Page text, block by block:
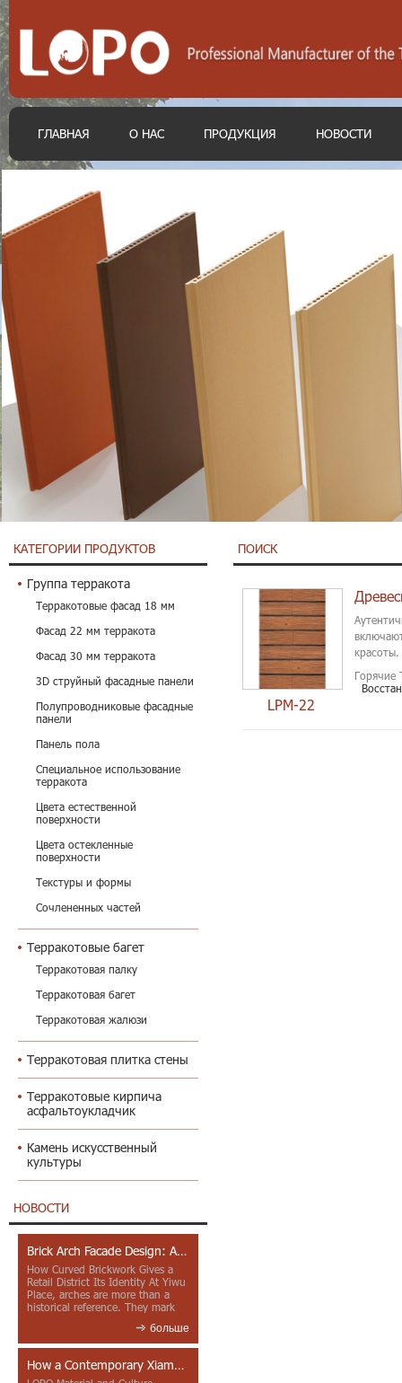
ГЛАВНАЯ О НАС ПРОДУКЦИЯ НОВОСТИ
КАТЕГОРИИ ПРОДУКТОВ
Группа терракота
Терракотовые фасад 18 мм
Фасад 22 мм терракота
Фасад 30 мм терракота
3D струйный фасадные панели
Полупроводниковые фасадные
панели
Панель пола
Специальное использование
терракота
Цвета естественной
поверхности
Цвета остекленные
поверхности
Текстуры и формы
Сочлененных частей
Терракотовые багет
Терракотовая палку
Терракотовая багет
Терракотовая жалюзи
Терракотовая плитка стены
Терракотовые кирпича
асфальтоукладчик
Камень искусственный
культуры
НОВОСТИ
Brick Arch Facade Design: A Closer Look at Yiwu Place
How Curved Brickwork Gives a
Retail District Its Identity At Yiwu
Place, arches are more than a
historical reference. They mark
больше
How a Contemporary Xiamen Project Reframes Minnan Red Brick
ПОИСК
LPM-22
красоты.
Горячие